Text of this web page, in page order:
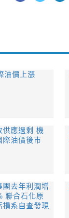
油價上漲
供應過剩 機
際油價後市
團去年利潤增
聯合石化原
損系自查發現